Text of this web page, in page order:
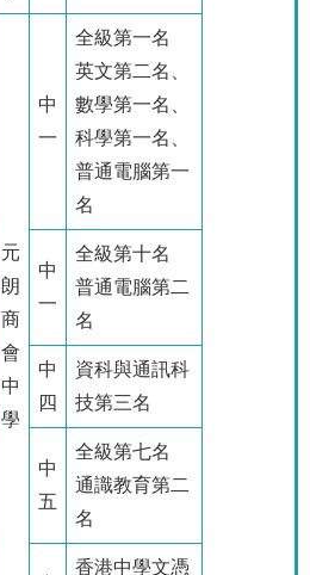
元
朗
商
會
中
學
中
一
全級第一名
英文第二名、
數學第一名、
科學第一名、
普通電腦第一
名
中
一
全級第十名
普通電腦第二
名
中
四
資科與通訊科
技第三名
中
五
全級第七名
通識教育第二
名
香港中學文憑